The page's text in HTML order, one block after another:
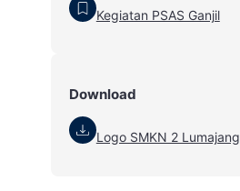
Kegiatan PSAS Ganjil
Download
Logo SMKN 2 Lumajang